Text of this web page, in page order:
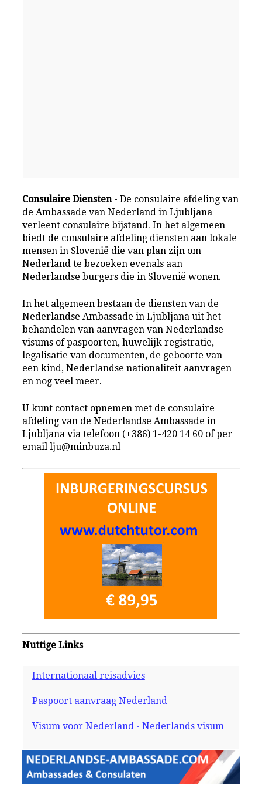
Consulaire Diensten- De consulaire afdeling van
de Ambassade van Nederland in Ljubljana
verleent consulaire bijstand. In het algemeen
biedt de consulaire afdeling diensten aan lokale
mensen in Slovenië die van plan zijn om
Nederland te bezoeken evenals aan
Nederlandse burgers die in Slovenië wonen.
In het algemeen bestaan de diensten van de
Nederlandse Ambassade in Ljubljana uit het
behandelen van aanvragen van Nederlandse
visums of paspoorten, huwelijk registratie,
legalisatie van documenten, de geboorte van
een kind, Nederlandse nationaliteit aanvragen
en nog veel meer.
U kunt contact opnemen met de consulaire
afdeling van de Nederlandse Ambassade in
Ljubljana via telefoon (+386) 1-420 14 60 of per
email lju@minbuza.nl
Nuttige Links
Internationaal reisadvies
Paspoort aanvraag Nederland
Visum voor Nederland - Nederlands visum